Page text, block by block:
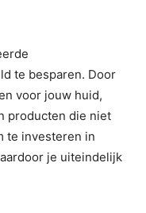
te besparen. Door
voor jouw huid,
producten die niet
te investeren in
je uiteindelijk